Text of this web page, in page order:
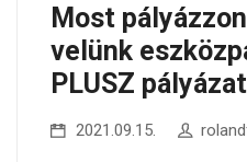
Most
velünk
PLUSZ
2021.09.15.